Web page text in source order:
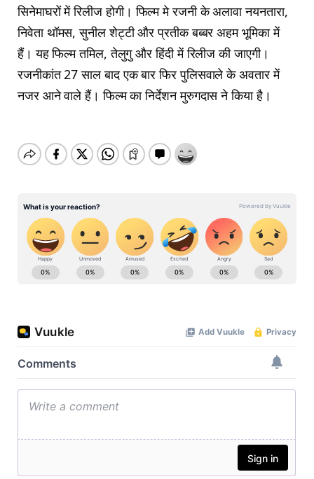
सिनेमाघरों में रिलीज होगी। फिल्म मे रजनी के अलावा नयनतारा,
निवेता थॉमस, सुनील शेट्टी और प्रतीक बब्बर अहम भूमिका में
हैं। यह फिल्म तमिल, तेलुगु और हिंदी में रिलीज की जाएगी।
रजनीकांत 27 साल बाद एक बार फिर पुलिसवाले के अवतार में
नजर आने वाले हैं। फिल्म का निर्देशन मुरुगदास ने किया है।